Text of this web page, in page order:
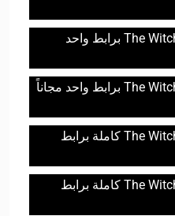
تحميل لعبة The Witcher 3 Wild Hunt برابط واحد
تحميل لعبة The Witcher 3 Wild Hunt برابط واحد مجاناً
تحميل لعبة The Witcher 3 Wild Hunt كاملة برابط
تحميل لعبة The Witcher 3 Wild Hunt كاملة برابط